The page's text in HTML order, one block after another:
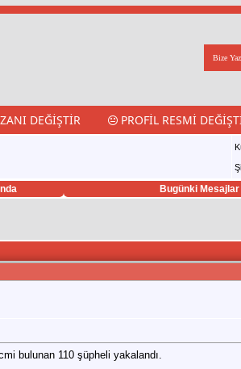
Bize
DEĞIŞTIR PROFIL RESMI
Bugünki Mesajlar
bulunan 110 şüpheli yakalandı.